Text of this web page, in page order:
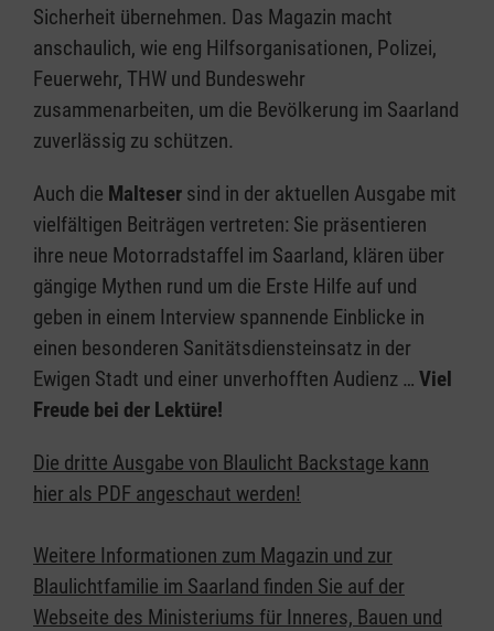
Sicherheit übernehmen. Das Magazin macht
anschaulich, wie eng Hilfsorganisationen, Polizei,
Feuerwehr, THW und Bundeswehr
zusammenarbeiten, um die Bevölkerung im Saarland
zuverlässig zu schützen.
Auch die Malteser sind in der aktuellen Ausgabe mit
vielfältigen Beiträgen vertreten: Sie präsentieren
ihre neue Motorradstaffel im Saarland, klären über
gängige Mythen rund um die Erste Hilfe auf und
geben in einem Interview spannende Einblicke in
einen besonderen Sanitätsdiensteinsatz in der
Ewigen Stadt und einer unverhofften Audienz … Viel
Freude bei der Lektüre!
Die dritte Ausgabe von Blaulicht Backstage kann
hier als PDF angeschaut werden!
Weitere Informationen zum Magazin und zur
Blaulichtfamilie im Saarland finden Sie auf der
Webseite des Ministeriums für Inneres, Bauen und